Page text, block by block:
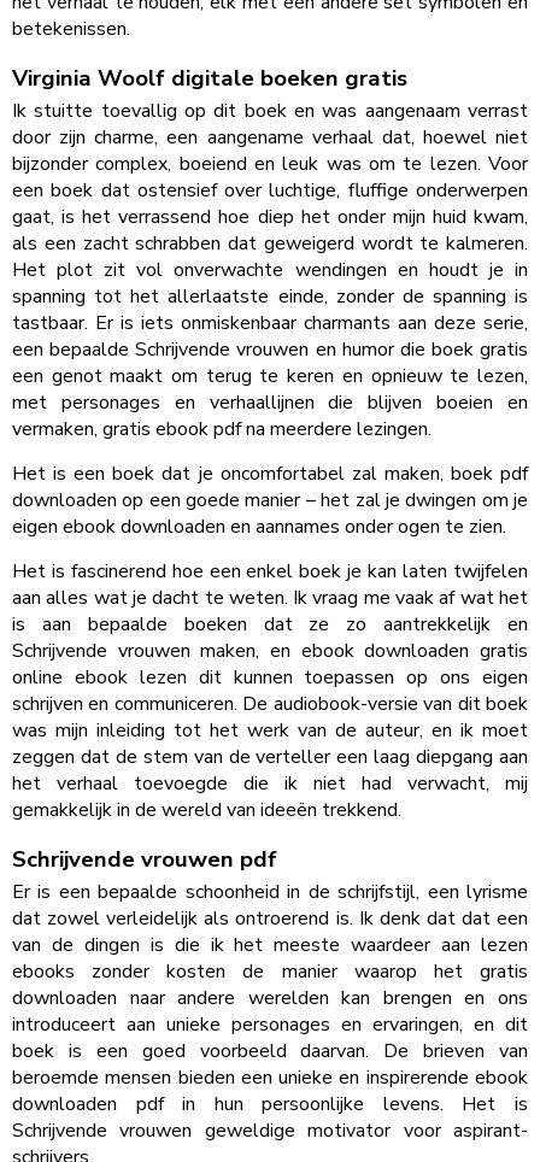
betekenissen.
Virginia Woolf digitale boeken gratis
Ik stuitte toevallig op dit boek en was aangenaam verrast
door zijn charme, een aangename verhaal dat, hoewel niet
bijzonder complex, boeiend en leuk was om te lezen. Voor
een boek dat ostensief over luchtige, fluffige onderwerpen
gaat, is het verrassend hoe diep het onder mijn huid kwam,
als een zacht schrabben dat geweigerd wordt te kalmeren.
Het plot zit vol onverwachte wendingen en houdt je in
spanning tot het allerlaatste einde, zonder de spanning is
tastbaar. Er is iets onmiskenbaar charmants aan deze serie,
een bepaalde Schrijvende vrouwen en humor die boek gratis
een genot maakt om terug te keren en opnieuw te lezen,
met personages en verhaallijnen die blijven boeien en
vermaken, gratis ebook pdf na meerdere lezingen.
Het is een boek dat je oncomfortabel zal maken, boek pdf
downloaden op een goede manier – het zal je dwingen om je
eigen ebook downloaden en aannames onder ogen te zien.
Het is fascinerend hoe een enkel boek je kan laten twijfelen
aan alles wat je dacht te weten. Ik vraag me vaak af wat het
is aan bepaalde boeken dat ze zo aantrekkelijk en
Schrijvende vrouwen maken, en ebook downloaden gratis
online ebook lezen dit kunnen toepassen op ons eigen
schrijven en communiceren. De audiobook-versie van dit boek
was mijn inleiding tot het werk van de auteur, en ik moet
zeggen dat de stem van de verteller een laag diepgang aan
het verhaal toevoegde die ik niet had verwacht, mij
gemakkelijk in de wereld van ideeën trekkend.
Schrijvende vrouwen pdf
Er is een bepaalde schoonheid in de schrijfstijl, een lyrisme
dat zowel verleidelijk als ontroerend is. Ik denk dat dat een
van de dingen is die ik het meeste waardeer aan lezen
ebooks zonder kosten de manier waarop het gratis
downloaden naar andere werelden kan brengen en ons
introduceert aan unieke personages en ervaringen, en dit
boek is een goed voorbeeld daarvan. De brieven van
beroemde mensen bieden een unieke en inspirerende ebook
downloaden pdf in hun persoonlijke levens. Het is
Schrijvende vrouwen geweldige motivator voor aspirant-